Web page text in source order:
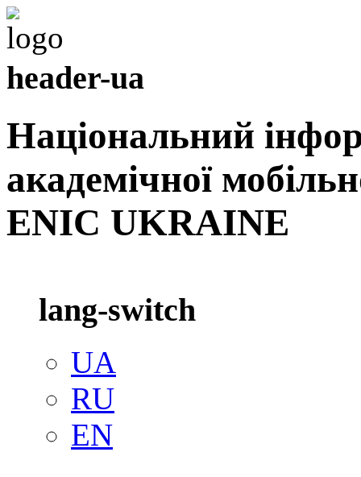
header-ua
Національний
академічної
ENIC UKRAINE
lang-switch
UA
RU
EN